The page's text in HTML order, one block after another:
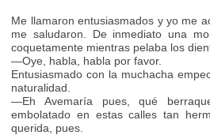
Me llamaron entusiasmados y yo me
me saludaron. De inmediato una
coquetamente mientras pelaba los
—Oye, habla, habla por favor.
Entusiasmado con la muchacha
naturalidad.
—Eh Avemaría pues, qué
embolatado en estas calles tan
querida, pues.